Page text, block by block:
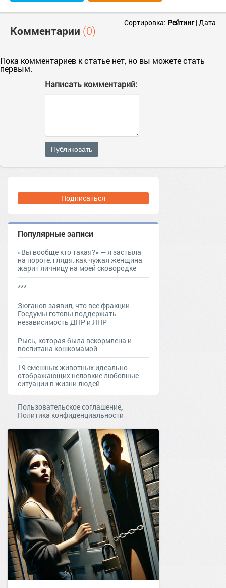
Комментарии (0)
Сортировка: Рейтинг|Дата
Пока комментариев к статье нет, но вы можете стать
первым.
Написать комментарий:
Публиковать
Подписаться
Популярные записи
«Вы вообще кто такая?» — я застыла
на пороге, глядя, как чужая женщина
жарит яичницу на моей сковородке
***
Зюганов заявил, что все фракции
Госдумы готовы поддержать
независимость ДНР и ЛНР
Рысь, которая была вскормлена и
воспитана кошкомамой
19 смешных животных идеально
отображающих неловкие любовные
ситуации в жизни людей
Пользовательское соглашение,
Политика конфиденциальности